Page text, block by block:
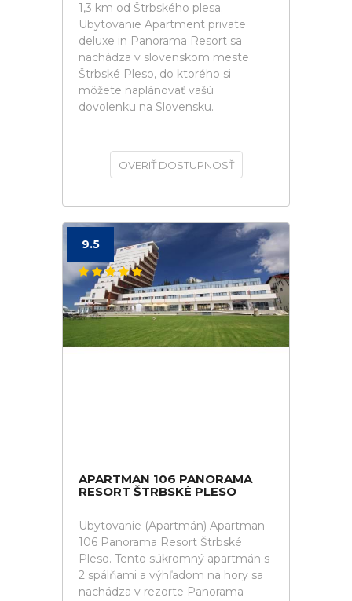
1,3 km od Štrbského plesa.
Ubytovanie Apartment private
deluxe in Panorama Resort sa
nachádza v slovenskom meste
Štrbské Pleso, do ktorého si
môžete naplánovať vašú
dovolenku na Slovensku.
OVERIŤ DOSTUPNOSŤ
9.5
APARTMAN 106 PANORAMA
RESORT ŠTRBSKÉ PLESO
Ubytovanie (Apartmán) Apartman
106 Panorama Resort Štrbské
Pleso. Tento súkromný apartmán s
2 spálňami a výhľadom na hory sa
nachádza v rezorte Panorama